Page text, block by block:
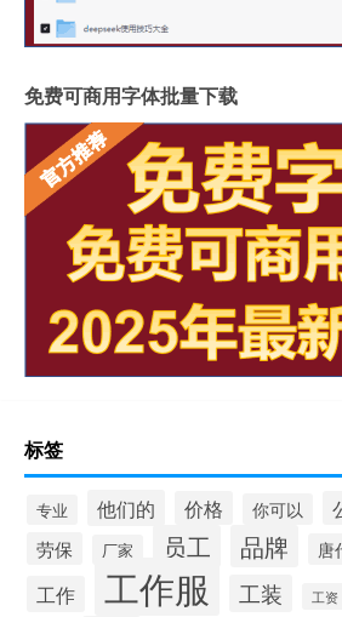
免费可商用字体批量下载
标签
专业 他们的 价格 你可以
劳保 厂家 员工 品牌 唐
工作 工作服 工装 工资